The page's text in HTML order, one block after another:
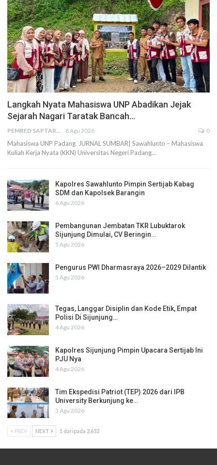
Langkah Nyata Mahasiswa UNP Abadikan Jejak
Sejarah Nagari Taratak Bancah…
PEMRED SAPTARIUS 8 Agu 2026 0
Mahasiswa UNP Padang JURNAL SUMBAR| Sawahlunto – Mahasiswa
Kuliah Kerja Nyata (KKN) Universitas Negeri Padang…
Kapolres Sawahlunto Pimpin Sertijab Kabag
SDM dan Kapolsek Barangin
6 Agu 2026
Pembangunan Jembatan TKR Lubuktarok
Sijunjung Dimulai, CV Beringin…
5 Agu 2026
Pengurus PWI Dharmasraya 2026–2029 Dilantik
5 Agu 2026
Tegas, Langgar Disiplin dan Kode Etik, Empat
Polisi Di Sijunjung…
4 Agu 2026
Kapolres Sijunjung Pimpin Upacara Sertijab Ini
PJU Nya
4 Agu 2026
Tim Ekspedisi Patriot (TEP) 2026 dari IPB
University Berkunjung ke…
3 Agu 2026
PREV NEXT 1 daripada 2,632